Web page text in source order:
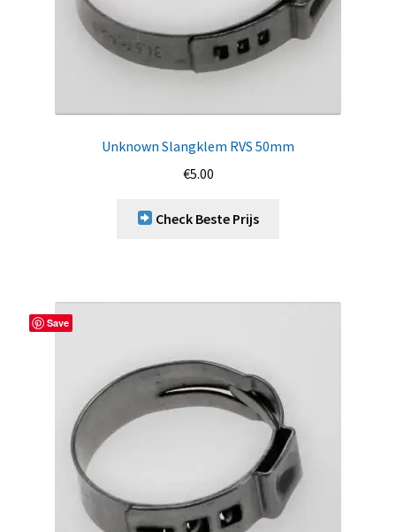
Unknown Slangklem RVS 50mm
€5.00
Check Beste Prijs
Save